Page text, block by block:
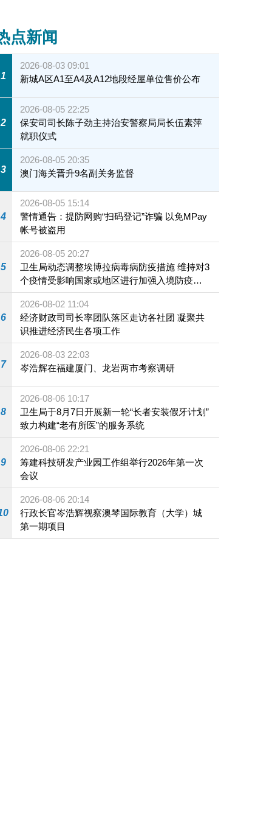
点新闻
1
2026-08-03 09:01
新城A区A1至A4及A12地段经屋单位售价公布
2
2026-08-05 22:25
保安司司长陈子劲主持治安警察局局长伍素萍
就职仪式
3
2026-08-05 20:35
澳门海关晋升9名副关务监督
4
2026-08-05 15:14
警情通告：提防网购“扫码登记”诈骗 以免MPay
帐号被盗用
5
2026-08-05 20:27
卫生局动态调整埃博拉病毒病防疫措施 维持对3
个疫情受影响国家或地区进行加强入境防疫措
施
6
2026-08-02 11:04
经济财政司司长率团队落区走访各社团 凝聚共
识推进经济民生各项工作
7
2026-08-03 22:03
岑浩辉在福建厦门、龙岩两市考察调研
8
2026-08-06 10:17
卫生局于8月7日开展新一轮“长者安装假牙计划”
致力构建“老有所医”的服务系统
9
2026-08-06 22:21
筹建科技研发产业园工作组举行2026年第一次
会议
2026-08-06 20:14
行政长官岑浩辉视察澳琴国际教育（大学）城
第一期项目